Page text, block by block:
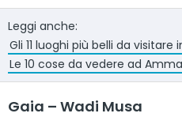
Leggi anche:
Gli 11 luoghi più belli da visitare
Le 10 cose da vedere ad
Gaia – Wadi Musa